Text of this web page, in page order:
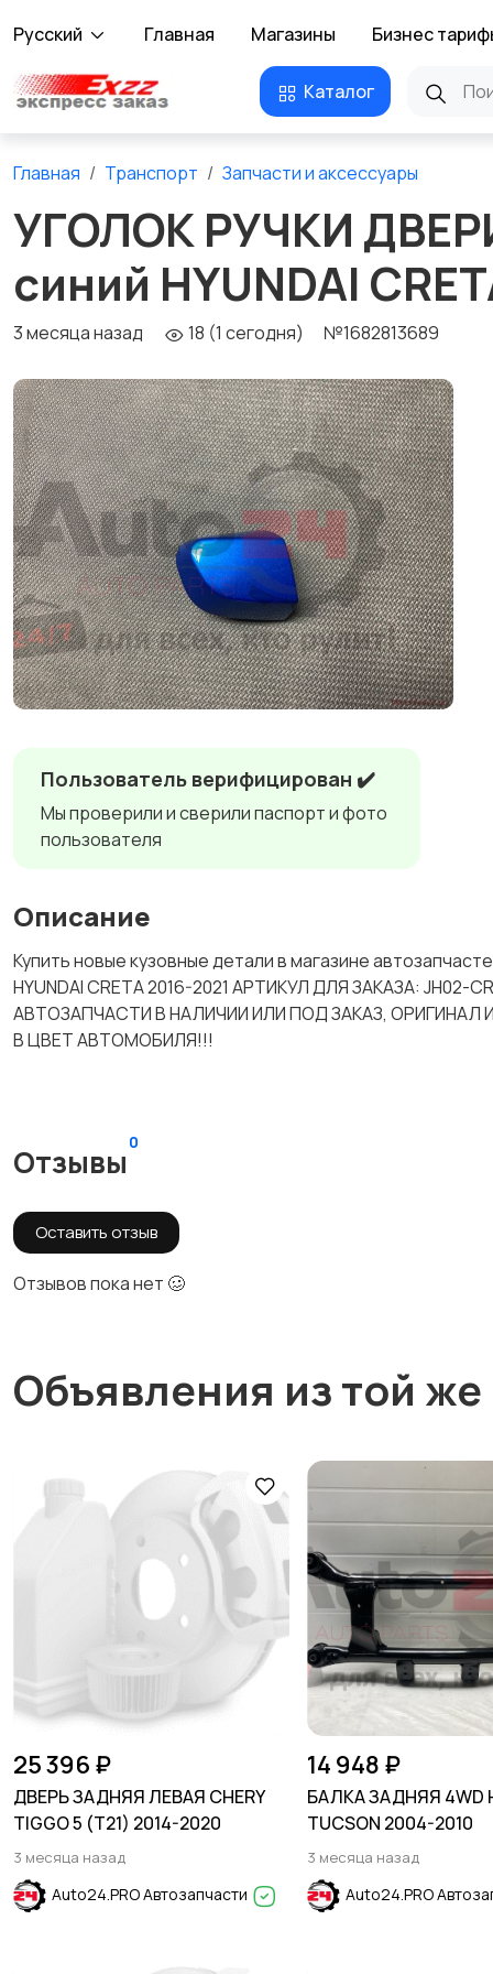
Русский Главная Магазины Бизнес
Каталог
Главная Транспорт Запчасти и аксессуары
УГОЛОК РУЧКИ
синий HYUNDAI
3 месяца назад 18 (1 сегодня) №1682813689
Пользователь верифицирован ✔️
Мы проверили и сверили паспорт и фото
пользователя
Описание
Купить новые кузовные детали в магазине
HYUNDAI CRETA 2016-2021 АРТИКУЛ ДЛЯ ЗАКАЗА:
АВТОЗАПЧАСТИ В НАЛИЧИИ ИЛИ ПОД ЗАКАЗ,
В ЦВЕТ АВТОМОБИЛЯ!!!
Отзывы
0
Оставить отзыв
Отзывов пока нет 🥴
Объявления из той же
25 396 ₽
ДВЕРЬ ЗАДНЯЯ ЛЕВАЯ CHERY
TIGGO 5 (T21) 2014-2020
3 месяца назад
Auto24.PRO Автозапчасти
14 948 ₽
БАЛКА ЗАДНЯЯ 4WD
TUCSON 2004-2010
3 месяца назад
Auto24.PRO